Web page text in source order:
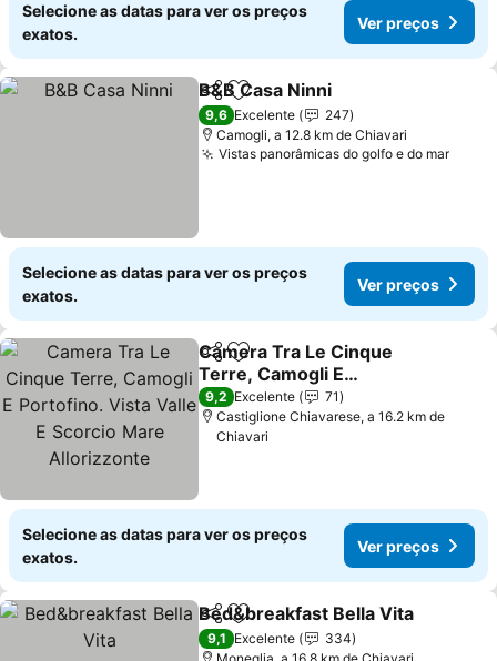
Selecione as datas para ver os preços
exatos.
Ver preços
PartilharAdicionar aos favoritos
B&B Casa Ninni
9,6 Excelente
247
Camogli, a 12.8 km de Chiavari
Vistas panorâmicas do golfo e do mar
Selecione as datas para ver os preços
exatos.
Ver preços
PartilharAdicionar aos favoritos
Camera Tra Le Cinque
Terre, Camogli E
Portofino. Vista Valle E
Scorcio Mare Allorizzonte
9,2 Excelente
71
Castiglione Chiavarese, a 16.2 km de
Chiavari
Selecione as datas para ver os preços
exatos.
Ver preços
PartilharAdicionar aos favoritos
Bed&breakfast Bella Vita
9,1 Excelente
334